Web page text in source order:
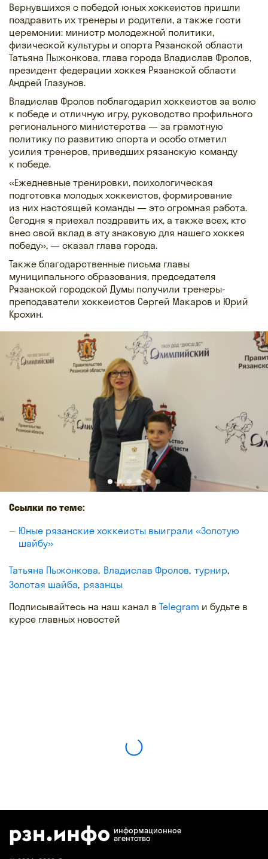
Вернувшихся с победой юных хоккеистов пришли
поздравить их тренеры и родители, а также гости
церемонии: министр молодежной политики,
физической культуры и спорта Рязанской области
Татьяна Пыжонкова, глава города Владислав Фролов,
президент федерации хоккея Рязанской области
Андрей Глазунов.
Владислав Фролов поблагодарил хоккеистов за волю
к победе и отличную игру, руководство профильного
регионального министерства — за грамотную
политику по развитию спорта и особо отметил
усилия тренеров, приведших рязанскую команду
к победе.
«Ежедневные тренировки, психологическая
подготовка молодых хоккеистов, формирование
из них настоящей команды — это огромная работа.
Сегодня я приехал поздравить их, а также всех, кто
внес свой вклад в эту знаковую для нашего хоккея
победу», — сказал глава города.
Также благодарственные письма главы
муниципального образования, председателя
Рязанской городской Думы получили тренеры-
преподаватели хоккеистов Сергей Макаров и Юрий
Крохин.
Ссылки по теме:
Юные рязанские хоккеисты выиграли «Золотую
шайбу»
Татьяна Пыжонкова Владислав Фролов турнир
Золотая шайба рязанцы
Подписывайтесь на наш канал в Telegram и будьте в
курсе главных новостей
информационное
агентство